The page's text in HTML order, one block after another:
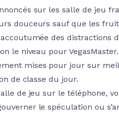
sur les salle de jeu
douceurs sauf que les
des distractions
le niveau pour VegasMaster.
mises pour jour sur
de classe du jour.
de jeu sur le téléphone,
le spéculation ou